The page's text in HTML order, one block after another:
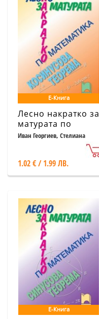
Е-Книга
Лесно накратко за
матурата по
математика,
Иван Георгиев, Стелиана
1.02 € / 1.99 ЛВ.
Е-Книга